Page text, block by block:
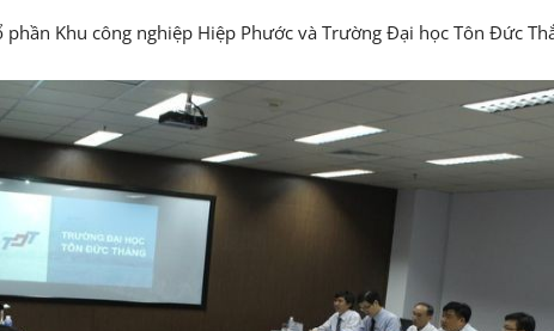
Khu công nghiệp Hiệp Phước và Trường Đại học Tôn Đức